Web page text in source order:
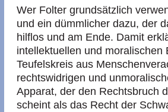
Wer Folter grundsätzlich
und ein dümmlicher dazu, der
hilflos und am Ende. Damit
intellektuellen und
Teufelskreis aus
rechtswidrigen und
Apparat, der den Rechtsbruch
scheint als das Recht der